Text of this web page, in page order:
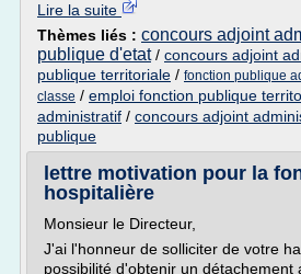
Lire la suite
Thèmes liés : concours adjoint
publique d'etat/ concours adjoint
publique territoriale / fonction publique
classe / emploi fonction publique
administratif / concours adjoint
publique
lettre motivation pour la
hospitalière
Monsieur le Directeur,
J'ai l'honneur de solliciter de votre
possibilité d'obtenir un détachement